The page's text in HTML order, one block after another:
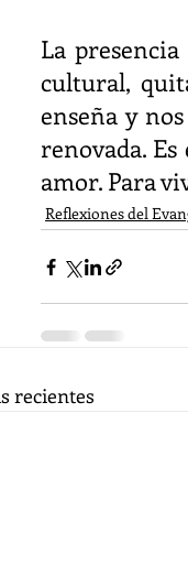
La
cultural,
enseña y
renovada.
amor. Para
Reflexiones del
recientes